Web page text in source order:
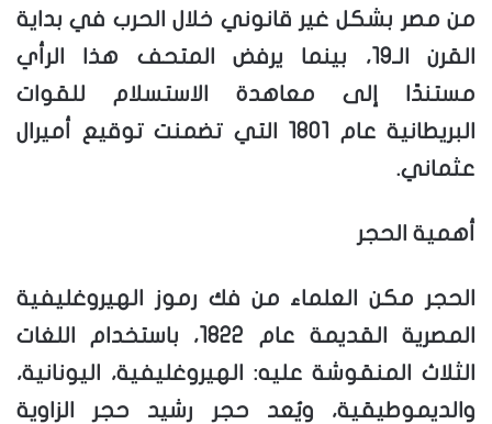
من مصر بشكل غير قانوني خلال الحرب في بداية
القرن الـ19، بينما يرفض المتحف هذا الرأي
مستندًا إلى معاهدة الاستسلام للقوات
البريطانية عام 1801 التي تضمنت توقيع أميرال
عثماني.
أهمية الحجر
الحجر مكن العلماء من فك رموز الهيروغليفية
المصرية القديمة عام 1822، باستخدام اللغات
الثلاث المنقوشة عليه: الهيروغليفية، اليونانية،
والديموطيقية، ويُعد حجر رشيد حجر الزاوية